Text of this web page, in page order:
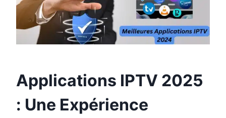
Applications IPTV 2025
: Une Expérience